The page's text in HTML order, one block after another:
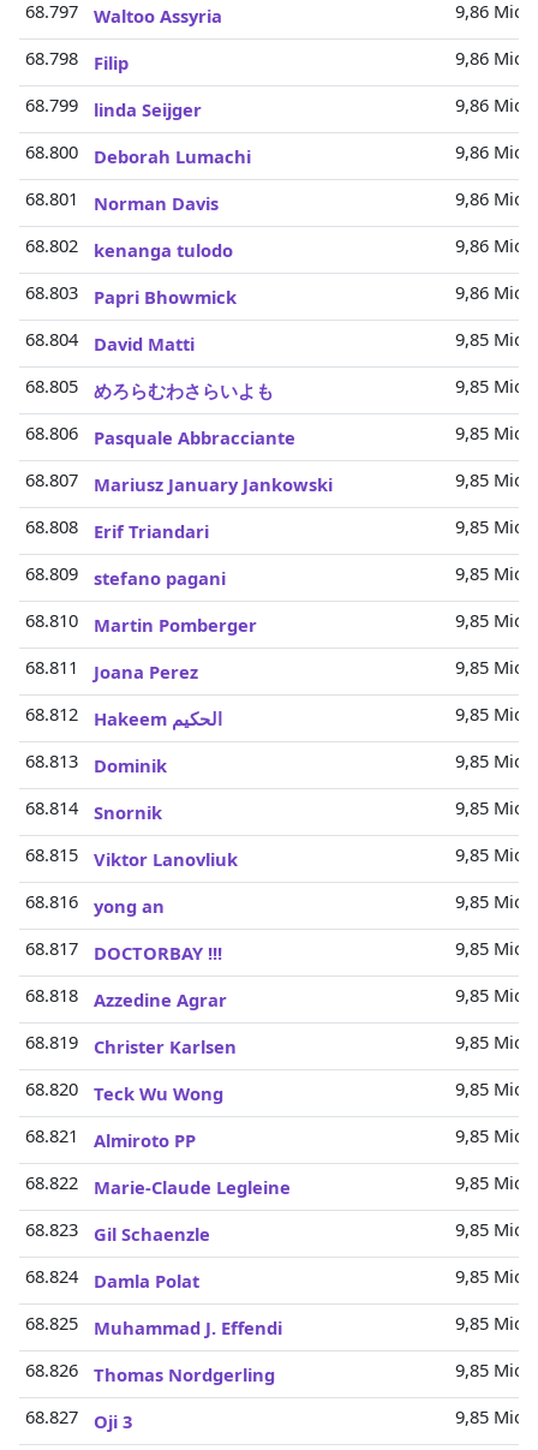
68.797 Waltoo Assyria
9,86 Mio.
68.798
Filip
9,86 Mio.
68.799
linda Seijger
9,86 Mio.
68.800
Deborah Lumachi
9,86 Mio.
68.801
Norman Davis
9,86 Mio.
68.802
kenanga tulodo
9,86 Mio.
68.803
Papri Bhowmick
9,86 Mio.
68.804
David Matti
9,85 Mio.
68.805
めろらむわさらいよも
9,85 Mio.
68.806
Pasquale Abbracciante
9,85 Mio.
68.807
Mariusz January Jankowski
9,85 Mio.
68.808
Erif Triandari
9,85 Mio.
68.809
stefano pagani
9,85 Mio.
68.810
Martin Pomberger
9,85 Mio.
68.811
Joana Perez
9,85 Mio.
68.812
Hakeem الحكيم
9,85 Mio.
68.813
Dominik
9,85 Mio.
68.814
Snornik
9,85 Mio.
68.815
Viktor Lanovliuk
9,85 Mio.
68.816
yong an
9,85 Mio.
68.817
DOCTORBAY !!!
9,85 Mio.
68.818
Azzedine Agrar
9,85 Mio.
68.819
Christer Karlsen
9,85 Mio.
68.820
Teck Wu Wong
9,85 Mio.
68.821
Almiroto PP
9,85 Mio.
68.822
Marie-Claude Legleine
9,85 Mio.
68.823
Gil Schaenzle
9,85 Mio.
68.824
Damla Polat
9,85 Mio.
68.825
Muhammad J. Effendi
9,85 Mio.
68.826
Thomas Nordgerling
9,85 Mio.
68.827
Oji 3
9,85 Mio.